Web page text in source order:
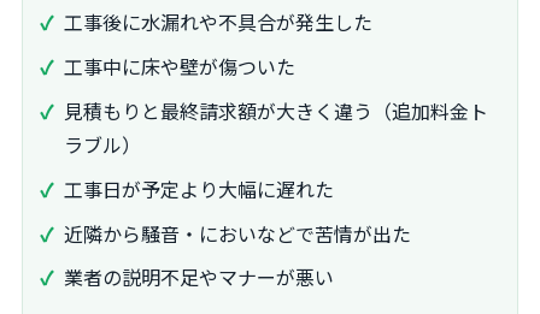
工事後に水漏れや不具合が発生した
工事中に床や壁が傷ついた
見積もりと最終請求額が大きく違う（追加料金ト
ラブル）
工事日が予定より大幅に遅れた
近隣から騒音・においなどで苦情が出た
業者の説明不足やマナーが悪い